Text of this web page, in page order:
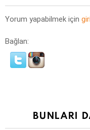
Yorum yapabilmek için
Bağlan:
BUNLARI